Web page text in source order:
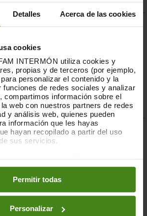
Detalles Acerca de las cookies
cookies
INTERMÓN utiliza cookies y
propias y de terceros (por ejemplo,
personalizar el contenido y la
funciones de redes sociales y analizar
compartimos información sobre el
web con nuestros partners de redes
y análisis web, quienes pueden
información que les hayas
hayan recopilado a partir del uso
sus servicios.
a nuestraPolítica de Cookieso
a continuación:
Permitir todas
Personalizar
una resposta fallida a
a la Banya d'Àfrica de 2019
i Mitjans de Vida
la desigualtat, Oxfam Intermón ha
d'anàlisi estructural de les causes de